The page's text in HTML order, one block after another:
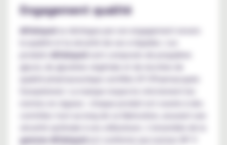
Engagement qualité
Alfaliquid se distingue par son engagement envers
Alfaliquid
sont composés de propylène
glycol, de glycérine végétale et de nicotine de
qualité pharmaceutique certifiés EP (Pharmacopée
normes en vigueur : chaque produit est soumis à des
gamme Alfaliquid